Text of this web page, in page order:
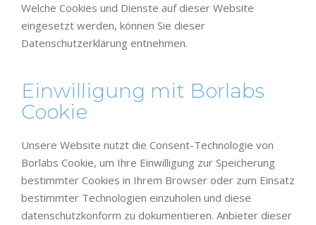
Welche Cookies und Dienste auf dieser Website
eingesetzt werden, können Sie dieser
Datenschutzerklärung entnehmen.
Einwilligung mit Borlabs
Cookie
Unsere Website nutzt die Consent-Technologie von
Borlabs Cookie, um Ihre Einwilligung zur Speicherung
bestimmter Cookies in Ihrem Browser oder zum Einsatz
bestimmter Technologien einzuholen und diese
datenschutzkonform zu dokumentieren. Anbieter dieser